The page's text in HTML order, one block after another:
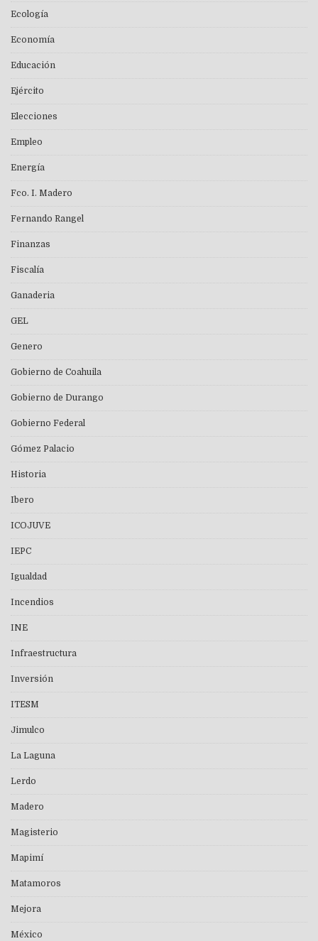
Ecología
Economía
Educación
Ejército
Elecciones
Empleo
Energía
Fco. I. Madero
Fernando Rangel
Finanzas
Fiscalía
Ganaderia
GEL
Genero
Gobierno de Coahuila
Gobierno de Durango
Gobierno Federal
Gómez Palacio
Historia
Ibero
ICOJUVE
IEPC
Igualdad
Incendios
INE
Infraestructura
Inversión
ITESM
Jimulco
La Laguna
Lerdo
Madero
Magisterio
Mapimí
Matamoros
Mejora
México